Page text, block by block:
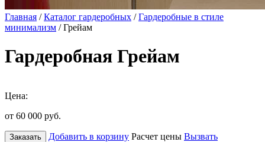
Главная /Каталог гардеробных /Гардеробные в стиле
минимализм / Грейам
Гардеробная Грейам
Цена:
от 60 000 руб.
Заказать Добавить в корзину Расчет цены Вызвать